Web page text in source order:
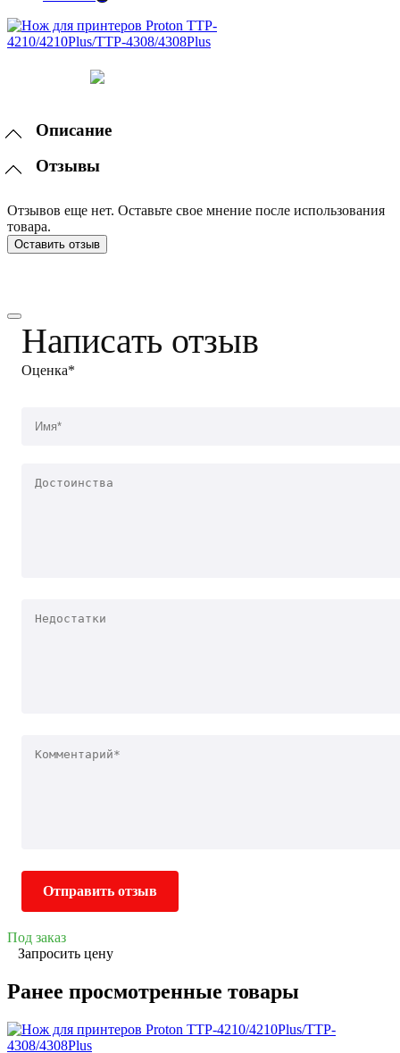
Описание
Отзывы
Отзывов еще нет. Оставьте свое мнение после использования
товара.
Оставить отзыв
Написать отзыв
Оценка*
Отправить отзыв
Под заказ
Запросить цену
Ранее просмотренные товары